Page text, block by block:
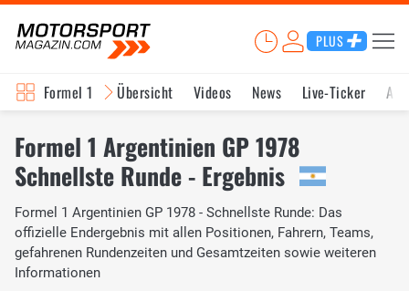
PLUS
Formel 1 Übersicht Videos News Live-Ticker
Formel 1 Argentinien GP 1978
Schnellste Runde - Ergebnis
Formel 1 Argentinien GP 1978 - Schnellste Runde: Das
offizielle Endergebnis mit allen Positionen, Fahrern, Teams,
gefahrenen Rundenzeiten und Gesamtzeiten sowie weiteren
Informationen